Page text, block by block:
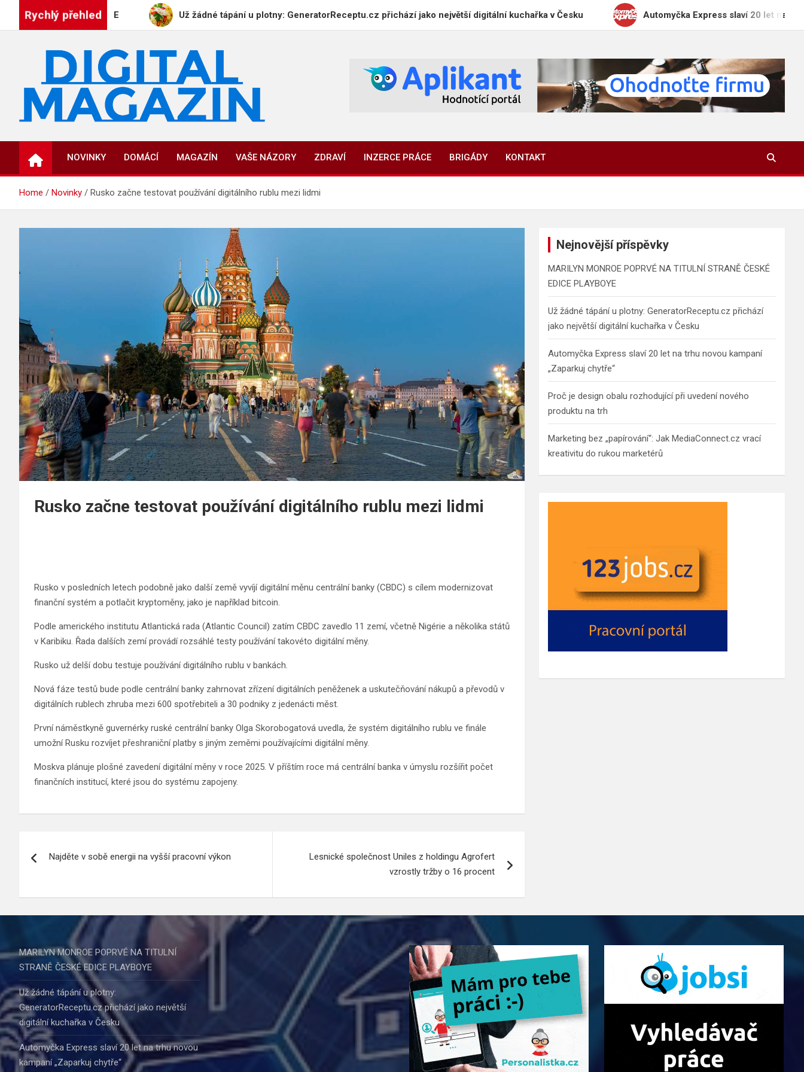
Rychlý přehled
EDICE PLAYBOYE Už žádné tápání u plotny: GeneratorReceptu.cz přichází jako největší digitální kuchařka v Česku Automyčka Express slaví 20 let na trhu
DigitalMagazin.cz
NOVINKY DOMÁCÍ MAGAZÍN VAŠE NÁZORY ZDRAVÍ INZERCE PRÁCE BRIGÁDY KONTAKT
Home Novinky Rusko začne testovat používání digitálního rublu mezi lidmi
Rusko začne testovat používání digitálního rublu mezi lidmi
Rusko v posledních letech podobně jako další země vyvíjí digitální měnu centrální banky (CBDC) s cílem modernizovat
finanční systém a potlačit kryptoměny, jako je například bitcoin.
Podle amerického institutu Atlantická rada (Atlantic Council) zatím CBDC zavedlo 11 zemí, včetně Nigérie a několika států
v Karibiku. Řada dalších zemí provádí rozsáhlé testy používání takovéto digitální měny.
Rusko už delší dobu testuje používání digitálního rublu v bankách.
Nová fáze testů bude podle centrální banky zahrnovat zřízení digitálních peněženek a uskutečňování nákupů a převodů v
digitálních rublech zhruba mezi 600 spotřebiteli a 30 podniky z jedenácti měst.
První náměstkyně guvernérky ruské centrální banky Olga Skorobogatová uvedla, že systém digitálního rublu ve finále
umožní Rusku rozvíjet přeshraniční platby s jiným zeměmi používajícími digitální měny.
Moskva plánuje plošné zavedení digitální měny v roce 2025. V příštím roce má centrální banka v úmyslu rozšířit počet
finančních institucí, které jsou do systému zapojeny.
pro
příspěvek
Najděte v sobě energii na vyšší pracovní výkon
Lesnické společnost Uniles z holdingu Agrofert
vzrostly tržby o 16 procent
Nejnovější příspěvky
MARILYN MONROE POPRVÉ NA TITULNÍ STRANĚ ČESKÉ
EDICE PLAYBOYE
Už žádné tápání u plotny: GeneratorReceptu.cz přichází
jako největší digitální kuchařka v Česku
Automyčka Express slaví 20 let na trhu novou kampaní
„Zaparkuj chytře“
Proč je design obalu rozhodující při uvedení nového
produktu na trh
Marketing bez „papírování“: Jak MediaConnect.cz vrací
kreativitu do rukou marketérů
MARILYN MONROE POPRVÉ NA TITULNÍ
STRANĚ ČESKÉ EDICE PLAYBOYE
Už žádné tápání u plotny:
GeneratorReceptu.cz přichází jako největší
digitální kuchařka v Česku
Automyčka Express slaví 20 let na trhu novou
kampaní „Zaparkuj chytře“